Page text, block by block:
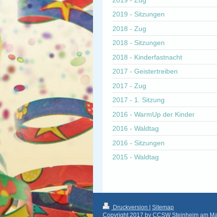
2019 - Sitzungen
2018 - Zug
2018 - Sitzungen
2018 - Kinderfastnacht
2017 - Geistertreiben
2017 - Zug
2017 - 1. Sitzung
2016 - WarmUp der Kinder
2016 - Waldtag
2016 - Sitzungen
2015 - Waldtag
Druckversion
Sitemap
Copyright 2017 by CCSW Steinheim am